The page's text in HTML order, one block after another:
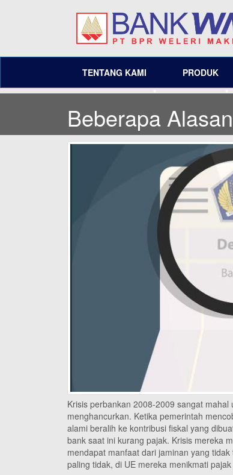
TENTANG KAMI PRODUK
Beberapa
Krisis perbankan 2008-2009 sangat
menghancurkan. Ketika pemerintah
alami beralih ke kontribusi fiskal yang
bank saat ini kurang pajak. Krisis mereka
mendapat manfaat dari jaminan yang
paling tidak, di UE mereka menikmati